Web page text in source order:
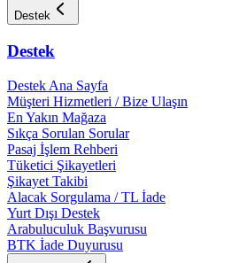
Destek
Destek
Destek Ana Sayfa
Müşteri Hizmetleri / Bize Ulaşın
En Yakın Mağaza
Sıkça Sorulan Sorular
Pasaj İşlem Rehberi
Tüketici Şikayetleri
Şikayet Takibi
Alacak Sorgulama / TL İade
Yurt Dışı Destek
Arabuluculuk Başvurusu
BTK İade Duyurusu